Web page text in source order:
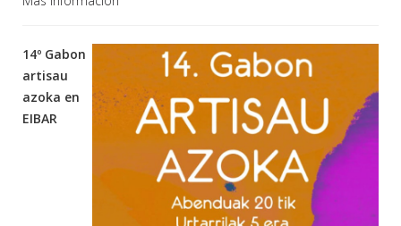
14º Gabon
artisau
azoka en
EIBAR